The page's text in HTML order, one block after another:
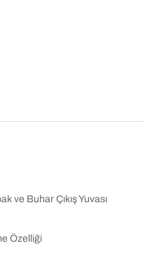
ve Buhar Çıkış Yuvası
Özelliği